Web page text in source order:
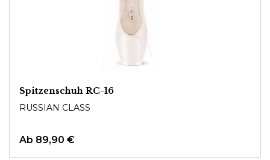
Spitzenschuh RC-16
RUSSIAN CLASS
Ab 89,90 €